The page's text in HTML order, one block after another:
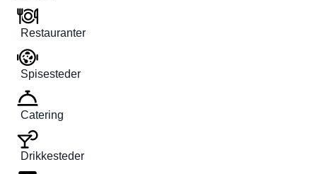
Restauranter
Spisesteder
Catering
Drikkesteder